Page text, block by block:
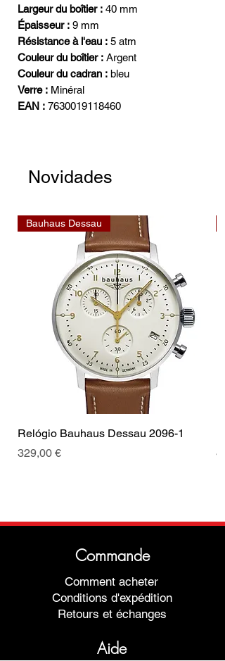
Largeur du boîtier : 40 mm
Épaisseur : 9 mm
Résistance à l'eau : 5 atm
Couleur du boîtier : Argent
Couleur du cadran : bleu
Verre : Minéral
EAN : 7630019118460
Novidades
Bauhaus Dessau
Relógio Bauhaus Dessau 2096-1
Prix
329,00 €
Commande
Comment acheter
Conditions d'expédition
Retours et échanges
Aide